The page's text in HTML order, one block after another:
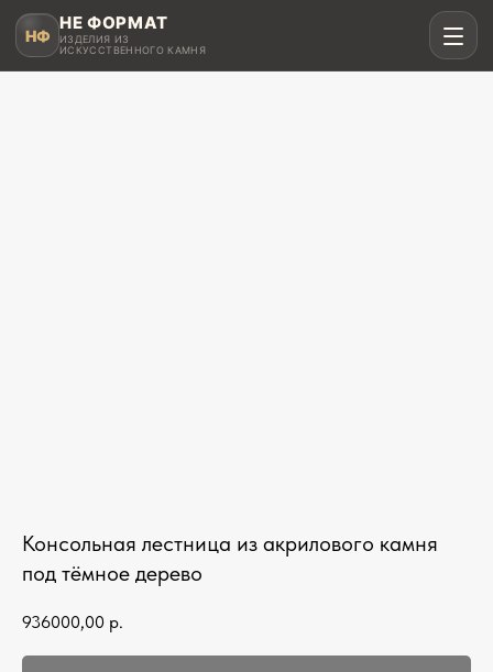
НФ
НЕ ФОРМАТ
ИЗДЕЛИЯ ИЗ
ИСКУССТВЕННОГО КАМНЯ
Кухонные фартуки
Стеновые панели из камня
Для кухни и домашнего бара
Консольная лестница из акрилового камня
под тёмное дерево
936000,00 р.